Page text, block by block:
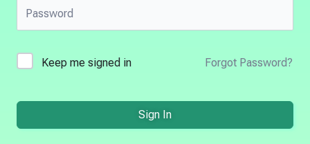
Keep me signed in Forgot Password?
Sign In